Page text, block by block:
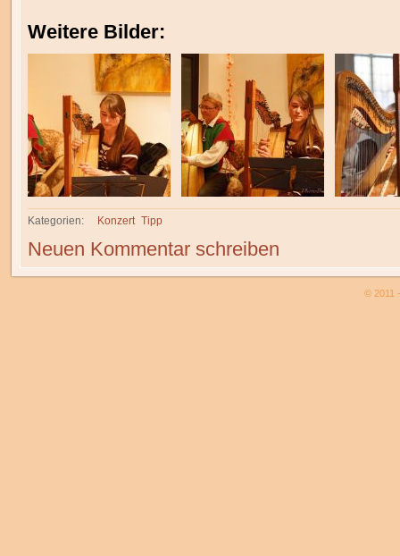
Weitere Bilder:
Kategorien: Konzert Tipp
Neuen Kommentar schreiben
© 2011